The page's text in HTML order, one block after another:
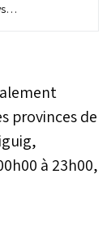
et
de
provinces de
à 23h00,